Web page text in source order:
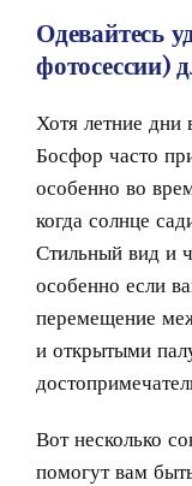
Одевайтесь
фотосессии)
Хотя летние дни
Босфор часто
особенно во
когда солнце
Стильный вид и
особенно если
перемещение
и открытыми
Вот несколько
помогут вам